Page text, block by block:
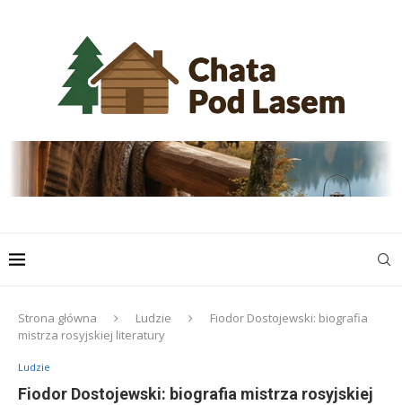
Strona główna Ludzie
Fiodor Dostojewski: biografia
mistrza rosyjskiej literatury
Ludzie
Fiodor Dostojewski: biografia mistrza rosyjskiej